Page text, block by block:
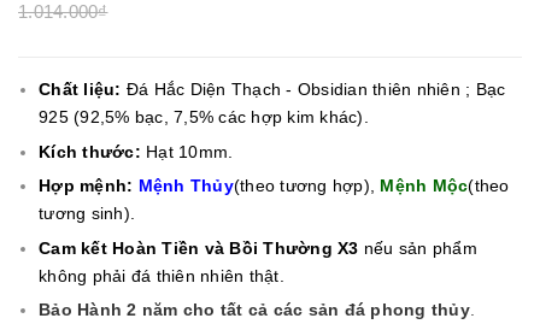
1.014.000₫
Chất liệu: Đá Hắc Diện Thạch - Obsidian thiên nhiên ; Bạc
925 (92,5% bạc, 7,5% các hợp kim khác).
Kích thước: Hạt 10mm.
Hợp mệnh: Mệnh Thủy(theo tương hợp), Mệnh Mộc(theo
tương sinh).
Cam kết Hoàn Tiền và Bồi Thường X3 nếu sản phẩm
không phải đá thiên nhiên thật.
Bảo Hành 2 năm cho tất cả các sản đá phong thủy.